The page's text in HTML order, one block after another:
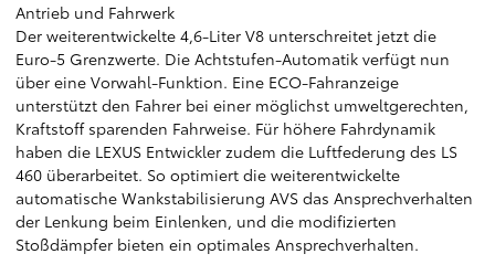
Antrieb und Fahrwerk
Der weiterentwickelte 4,6-Liter V8 unterschreitet jetzt die
Euro-5 Grenzwerte. Die Achtstufen-Automatik verfügt nun
über eine Vorwahl-Funktion. Eine ECO-Fahranzeige
unterstützt den Fahrer bei einer möglichst umweltgerechten,
Kraftstoff sparenden Fahrweise. Für höhere Fahrdynamik
haben die LEXUS Entwickler zudem die Luftfederung des LS
460 überarbeitet. So optimiert die weiterentwickelte
automatische Wankstabilisierung AVS das Ansprechverhalten
der Lenkung beim Einlenken, und die modifizierten
Stoßdämpfer bieten ein optimales Ansprechverhalten.